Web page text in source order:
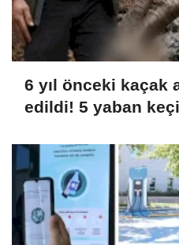
6 yıl önceki kaçak
edildi! 5 yaban